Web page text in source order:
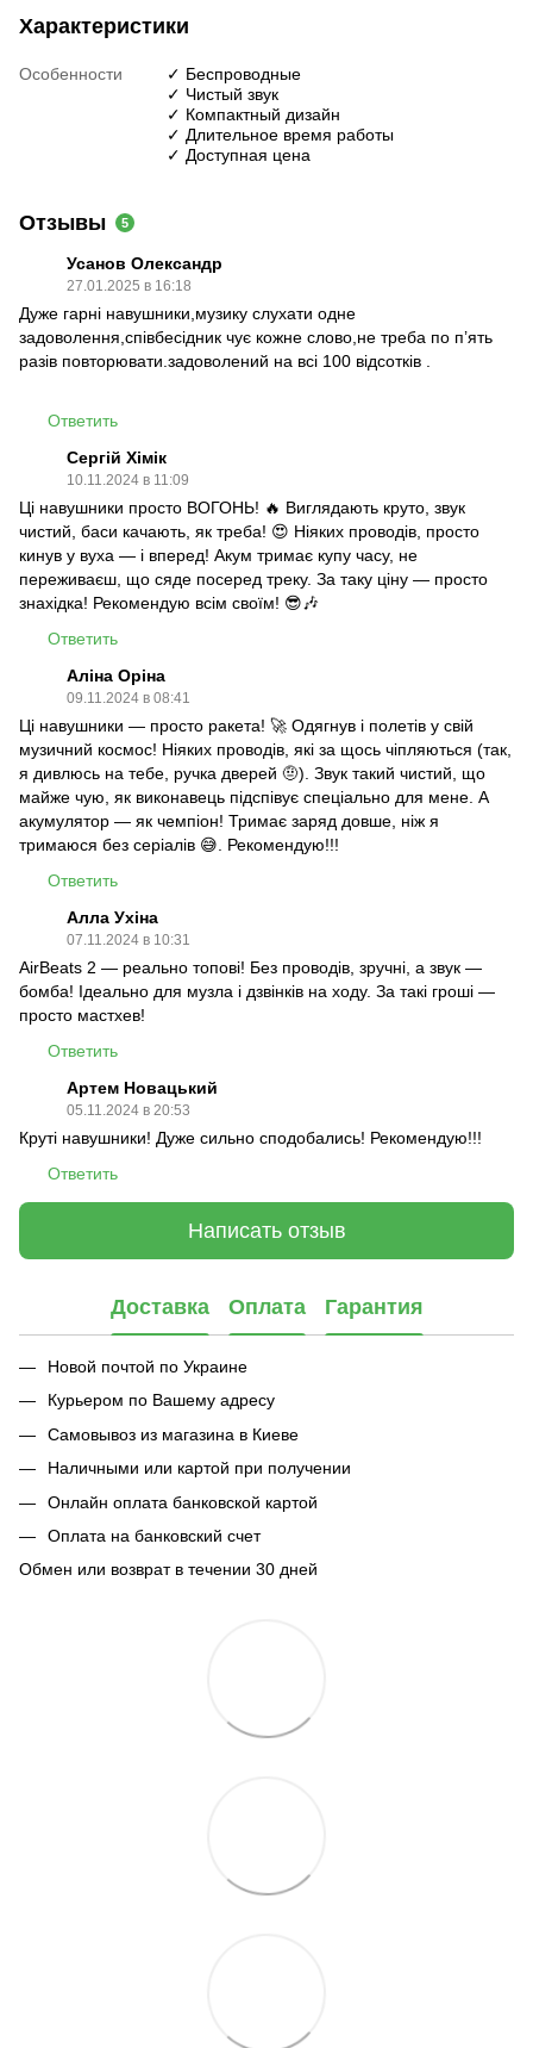
Характеристики
Особенности
✓ Беспроводные
✓ Чистый звук
✓ Компактный дизайн
✓ Длительное время работы
✓ Доступная цена
Отзывы 5
Усанов Олександр
27.01.2025 в 16:18
Дуже гарні навушники,музику слухати одне
задоволення,співбесідник чує кожне слово,не треба по п’ять
разів повторювати.задоволений на всі 100 відсотків .
Ответить
Сергій Хімік
10.11.2024 в 11:09
Ці навушники просто ВОГОНЬ! 🔥 Виглядають круто, звук
чистий, баси качають, як треба! 😍 Ніяких проводів, просто
кинув у вуха — і вперед! Акум тримає купу часу, не
переживаєш, що сяде посеред треку. За таку ціну — просто
знахідка! Рекомендую всім своїм! 😎🎶
Ответить
Аліна Оріна
09.11.2024 в 08:41
Ці навушники — просто ракета! 🚀 Одягнув і полетів у свій
музичний космос! Ніяких проводів, які за щось чіпляються (так,
я дивлюсь на тебе, ручка дверей 🤨). Звук такий чистий, що
майже чую, як виконавець підспівує спеціально для мене. А
акумулятор — як чемпіон! Тримає заряд довше, ніж я
тримаюся без серіалів 😅. Рекомендую!!!
Ответить
Алла Ухіна
07.11.2024 в 10:31
AirBeats 2 — реально топові! Без проводів, зручні, а звук —
бомба! Ідеально для музла і дзвінків на ходу. За такі гроші —
просто мастхев!
Ответить
Артем Новацький
05.11.2024 в 20:53
Круті навушники! Дуже сильно сподобались! Рекомендую!!!
Ответить
Написать отзыв
Доставка Оплата Гарантия
Новой почтой по Украине
Курьером по Вашему адресу
Самовывоз из магазина в Киеве
Наличными или картой при получении
Онлайн оплата банковской картой
Оплата на банковский счет
Обмен или возврат в течении 30 дней